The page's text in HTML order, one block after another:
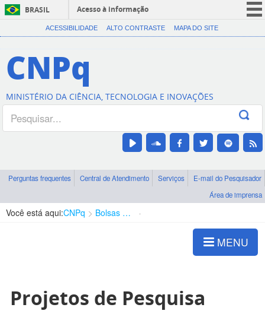
BRASIL
Acesso à informação
CORONAVÍRUS (COVID-19)
Canais
ACESSIBILIDADE ALTO CONTRASTE MAPA DO SITE
CNPq
MINISTÉRIO DA CIÊNCIA, TECNOLOGIA E INOVAÇÕES
Perguntas frequentes Central de Atendimento Serviços
E-mail do Pesquisador
Área de imprensa
Você está aqui:CNPq Bolsas e Auxílios Vigentes
MENU
Projetos de Pesquisa